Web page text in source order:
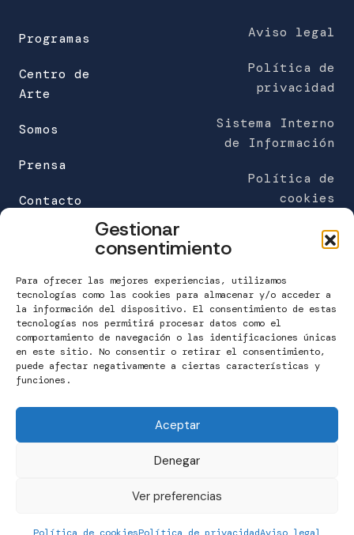
Gestionar
consentimiento
Para ofrecer las mejores experiencias, utilizamos
tecnologías como las cookies para almacenar y/o acceder a
la información del dispositivo. El consentimiento de estas
tecnologías nos permitirá procesar datos como el
comportamiento de navegación o las identificaciones únicas
en este sitio. No consentir o retirar el consentimiento,
puede afectar negativamente a ciertas características y
funciones.
Aceptar
Denegar
Ver preferencias
n
i
o
o
l
t
o
r
i
o
)
Programas
Centro de
Arte
Somos
Prensa
Contacto
Aviso legal
Política de
privacidad
Sistema Interno
de Información
Política de
cookies
FUNDACIÓN MARÍA JOSÉ JOVE (sede)
C/Galileo Galilei 6
Edificio Work Center
A Grela. 15008 A Coruña
T. 981 160 265
info@fundacionmariajosejove.org
Contactar